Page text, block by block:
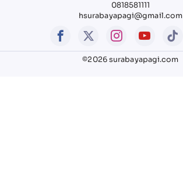
0818581111
hsurabayapagi@gmail.com
©2026 surabayapagi.com